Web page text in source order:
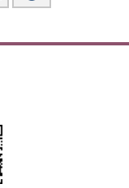
类顶刊
权威杂志The
Osteoarthritis and
科杂志（电子